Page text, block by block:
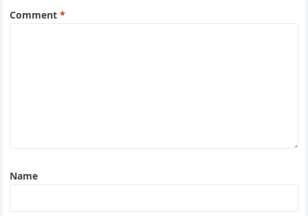
Comment*
Name